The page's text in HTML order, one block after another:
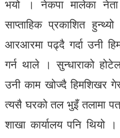
भयो । नेकपा मालेका नेता
साप्ताहिक प्रकाशित
आरआरमा पढ्दै गर्दा उनी
गर्न थाले । सुन्धाराको
उनी काम खोज्दै हिमशिखर
त्यसै घरको तल भुइँ तलामा
शाखा कार्यालय पनि थियो